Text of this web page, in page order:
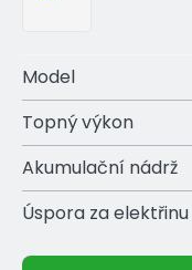
Model
Topný výkon
Akumulační nádrž
Úspora za